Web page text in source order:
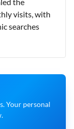
visits, with
searches
Your personal